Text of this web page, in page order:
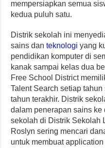
mempersiapkan semua
kedua puluh satu.
Distrik sekolah ini
sains danteknologi yang
pendidikan komputer di
kanak sampai kelas dua
Free School District
Talent Search setiap
tahun terakhir. Distrik
dalam penerapan sains ke
sekolah di Distrik Sekolah
Roslyn sering mencari
untuk membuat